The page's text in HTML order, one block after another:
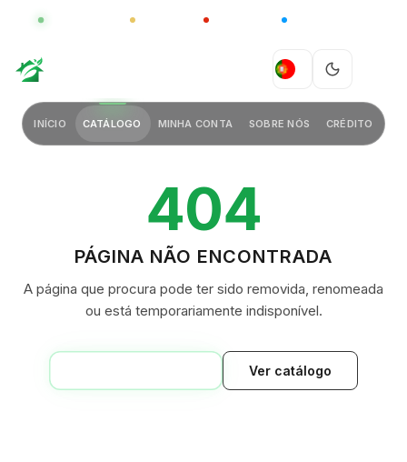
GLOBAL CHINA
PT
INÍCIO CATÁLOGO MINHA CONTA SOBRE NÓS CRÉDITO
404
PÁGINA NÃO ENCONTRADA
A página que procura pode ter sido removida, renomeada
ou está temporariamente indisponível.
Ver catálogo